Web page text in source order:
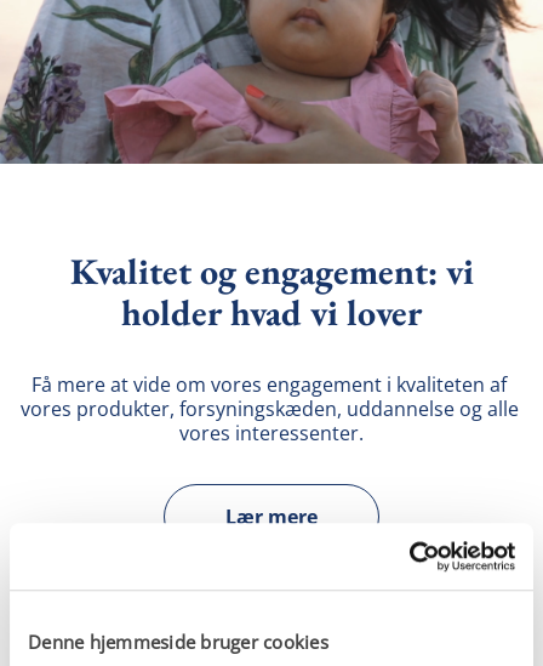
Denne hjemmeside bruger cookies
Kvalitet og engagement: vi
holder hvad vi lover
Få mere at vide om vores engagement i kvaliteten af
vores produkter, forsyningskæden, uddannelse og alle
vores interessenter.
Lær mere